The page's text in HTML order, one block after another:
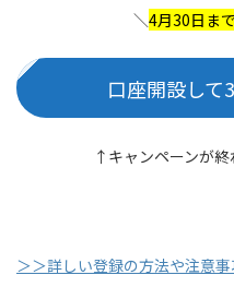
＼4月30日ま
口座開設して
↑キャンペーンが終
＞＞詳しい登録の方法や注意